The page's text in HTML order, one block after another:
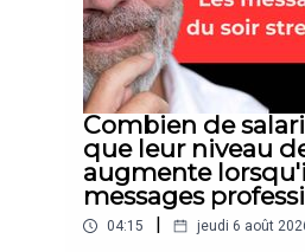
Combien de
que leur niveau
augmente
messages
04:15 jeudi 6 août